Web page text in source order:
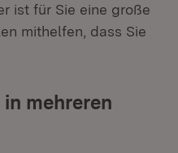
ist für Sie eine große
mithelfen, dass Sie
mehreren